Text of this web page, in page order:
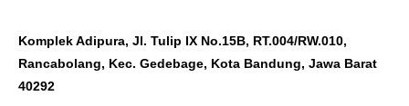
Komplek Adipura, Jl. Tulip IX No.15B, RT.004/RW.010,
Rancabolang, Kec. Gedebage, Kota Bandung, Jawa Barat
40292